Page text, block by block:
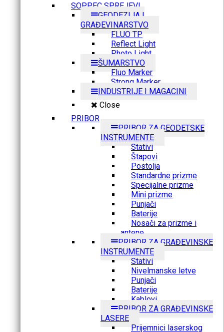
SOPPEC SPREJEVI
GEODEZIJA I
GRAĐEVINARSTVO
FLUO TP
Reflect Light
Photo Light
ŠUMARSTVO
Fluo Marker
Strong Marker
INDUSTRIJE I MAGACINI
Close
PRIBOR
PRIBOR ZA GEODETSKE
INSTRUMENTE
Stativi
Štapovi
Postolja
Standardne prizme
Specijalne prizme
Mini prizme
Punjači
Baterije
Nosači za prizme i
antene
PRIBOR ZA GRAĐEVINSKE
INSTRUMENTE
Stativi
Nivelmanske letve
Punjači
Baterije
Kablovi
PRIBOR ZA GRAĐEVINSKE
LASERE
Prijemnici laserskog